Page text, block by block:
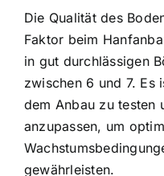
Die Qualität des
Faktor beim
in gut durchlässigen
zwischen 6 und 7. Es
dem Anbau zu testen
anzupassen, um
gewährleisten.